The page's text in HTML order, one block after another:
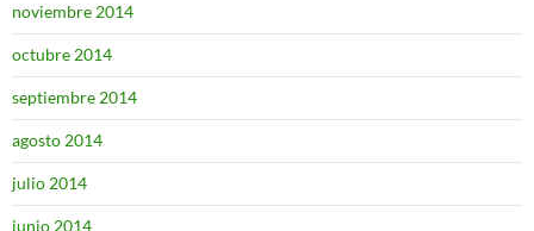
noviembre 2014
octubre 2014
septiembre 2014
agosto 2014
julio 2014
junio 2014